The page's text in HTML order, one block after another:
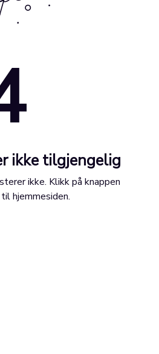
ikke tilgjengelig
ikke. Klikk på knappen
hjemmesiden.